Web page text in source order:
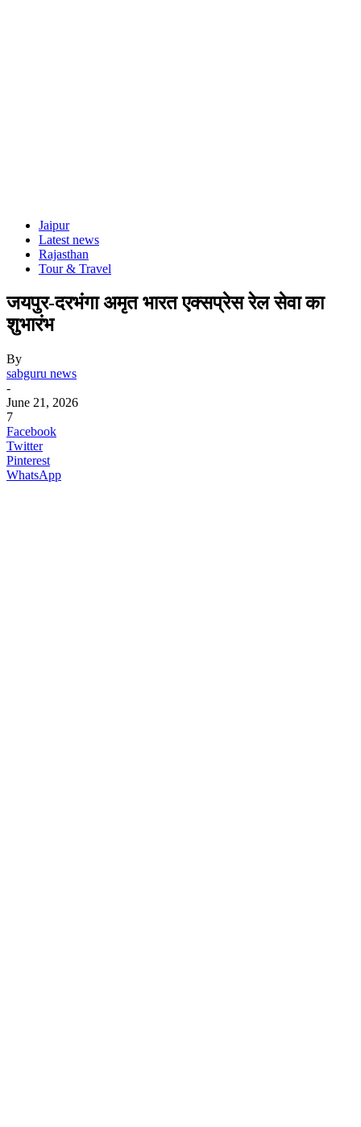
Jaipur
Latest news
Rajasthan
Tour & Travel
जयपुर-दरभंगा अमृत भारत एक्सप्रेस रेल सेवा का
शुभारंभ
By
sabguru news
-
June 21, 2026
7
Facebook
Twitter
Pinterest
WhatsApp